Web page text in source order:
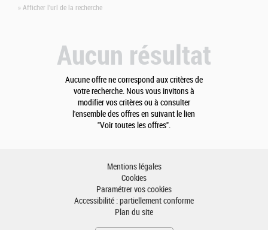
» Afficher l'url de la recherche
Aucun résultat
Aucune offre ne correspond aux critères de
votre recherche. Nous vous invitons à
modifier vos critères ou à consulter
l'ensemble des offres en suivant le lien
"Voir toutes les offres".
Mentions légales
Cookies
Paramétrer vos cookies
Accessibilité : partiellement conforme
Plan du site